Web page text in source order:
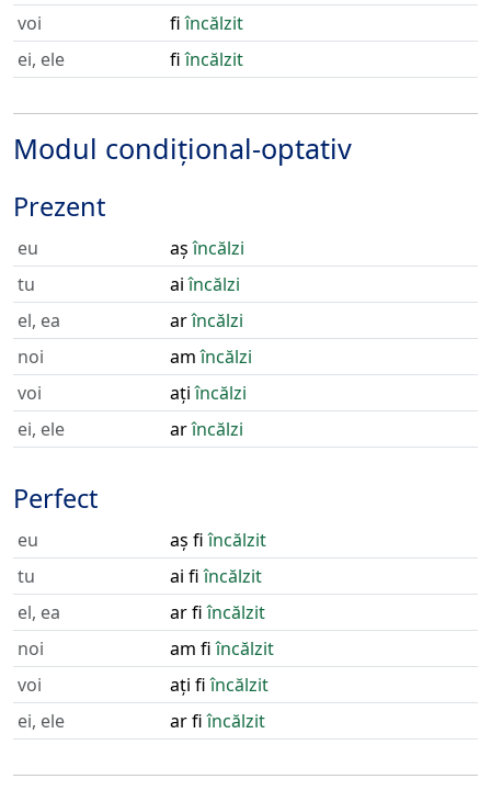
voi
fiîncălzit
ei, ele
fiîncălzit
Modul condițional-optativ
Prezent
eu așîncălzi
tu
aiîncălzi
el, ea
arîncălzi
noi
amîncălzi
voi
ațiîncălzi
ei, ele
arîncălzi
Perfect
eu aș fiîncălzit
tu
ai fiîncălzit
el, ea
ar fiîncălzit
noi
am fiîncălzit
voi
ați fiîncălzit
ei, ele
ar fiîncălzit